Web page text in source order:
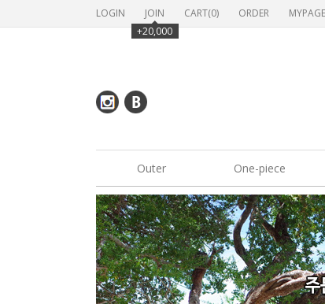
LOGIN
JOIN
+20,000
CART(0) ORDER MYPAGE
Outer One-piece